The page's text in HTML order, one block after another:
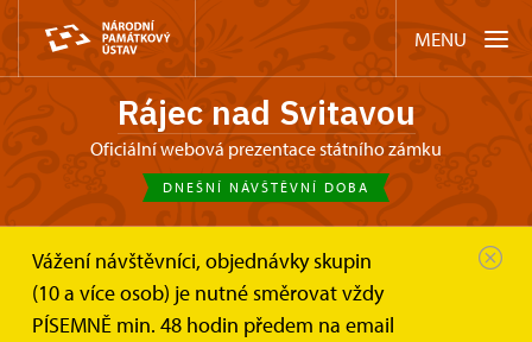
MENU
Rájec nad Svitavou
Oficiální webová prezentace státního zámku
DNEŠNÍ NÁVŠTĚVNÍ DOBA
Vážení návštěvníci, objednávky skupin
(10 a více osob) je nutné směrovat vždy
PÍSEMNĚ min. 48 hodin předem na email
Zámek Rájec nad Svitavou
Akce
Celým zámkem s kastelánem v Rájci...